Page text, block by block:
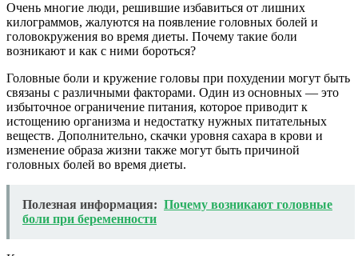
Очень многие люди, решившие избавиться от лишних
килограммов, жалуются на появление головных болей и
головокружения во время диеты. Почему такие боли
возникают и как с ними бороться?
Головные боли и кружение головы при похудении могут быть
связаны с различными факторами. Один из основных — это
избыточное ограничение питания, которое приводит к
истощению организма и недостатку нужных питательных
веществ. Дополнительно, скачки уровня сахара в крови и
изменение образа жизни также могут быть причиной
головных болей во время диеты.
Полезная информация: Почему возникают головные
боли при беременности